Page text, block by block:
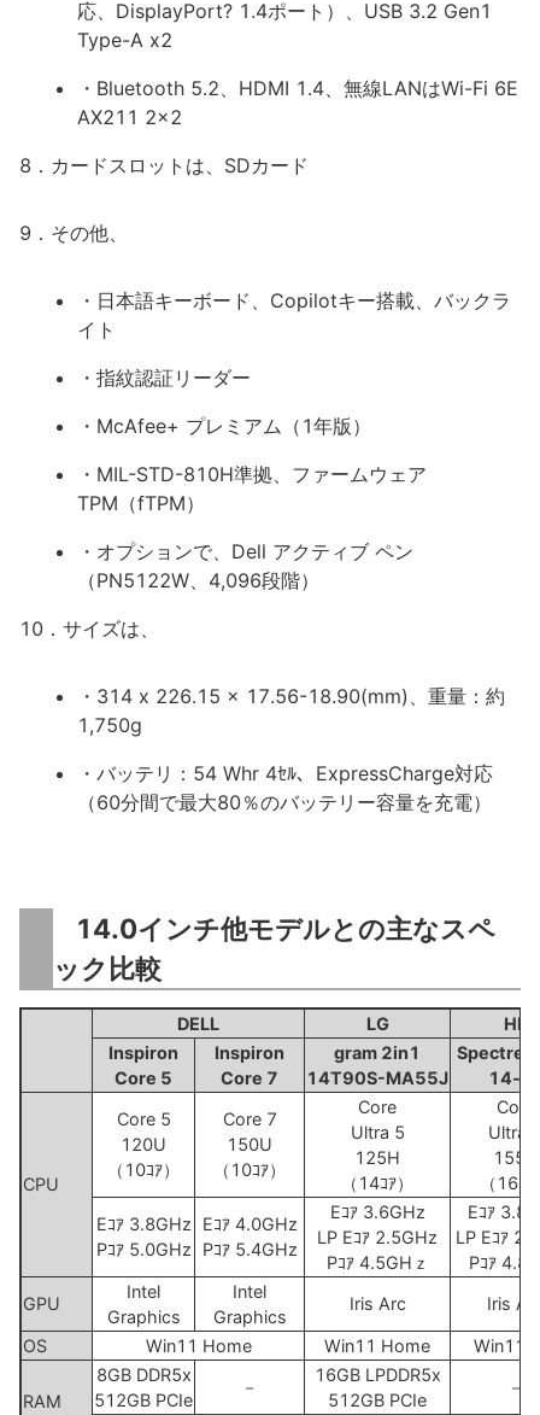
応、DisplayPort? 1.4ポート）、USB 3.2 Gen1
Type-A x2
・Bluetooth 5.2、HDMI 1.4、無線LANはWi-Fi 6E
AX211 2x2
8．カードスロットは、SDカード
9．その他、
・日本語キーボード、Copilotキー搭載、バックラ
イト
・指紋認証リーダー
・McAfee+ プレミアム（1年版）
・MIL-STD-810H準拠、ファームウェア
TPM（fTPM）
・オプションで、Dell アクティブ ペン
（PN5122W、4,096段階）
10．サイズは、
・314 x 226.15 x 17.56-18.90(mm)、重量：約
1,750g
・バッテリ：54 Whr 4ｾﾙ、ExpressCharge対応
（60分間で最大80％のバッテリー容量を充電）
14.0インチ他モデルとの主なスペ
ック比較
DELL LG
HP
Inspiron
Core 5
Inspiron
Core 7
gram 2in1
14T90S-MA55J
Spectre
14-
CPU
Core 5
120U
（10ｺｱ）
Core 7
150U
（10ｺｱ）
Core
Ultra 5
125H
（14ｺｱ）
Core
Ultra
155H
（16ｺ
Eｺｱ 3.8GHz
Pｺｱ 5.0GHz
Eｺｱ 4.0GHz
Pｺｱ 5.4GHz
Eｺｱ 3.6GHz
LP Eｺｱ 2.5GHz
Pｺｱ 4.5GHｚ
Eｺｱ
LP Eｺｱ
Pｺｱ
GPU
Intel
Graphics
Intel
Graphics
Iris Arc Iris
OS Win11 Home Win11 Home Win11
RAM
8GB DDR5x
512GB PCIe
－
16GB LPDDR5x
512GB PCIe
－